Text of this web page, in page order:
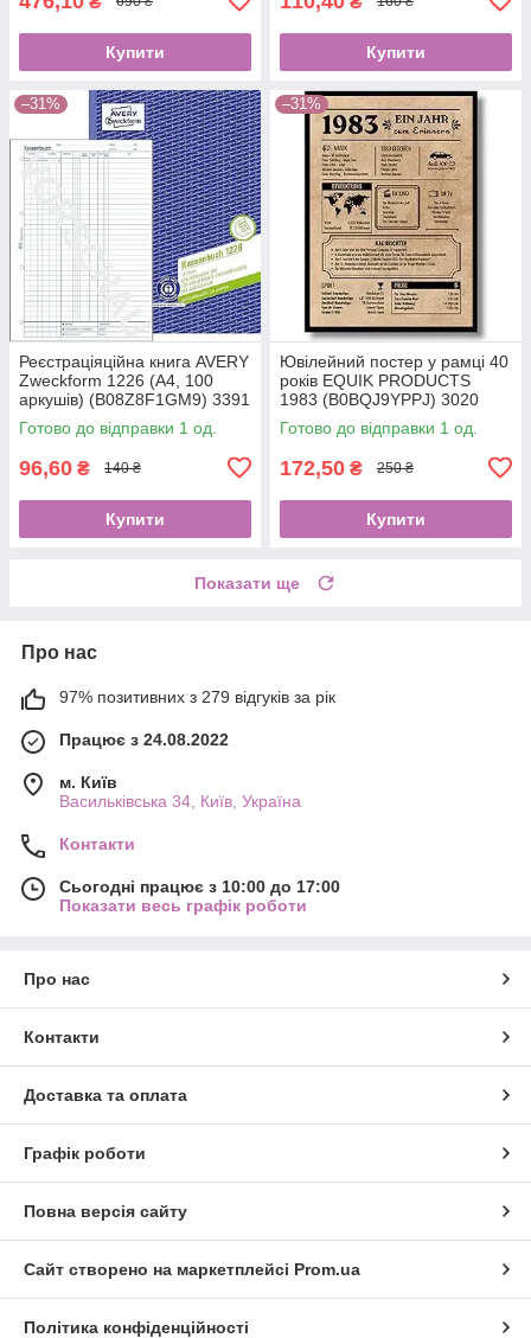
Купити Купити
–31%
Реєстраціяційна книга AVERY
Zweckform 1226 (A4, 100
аркушів) (B08Z8F1GM9) 3391
Готово до відправки 1 од.
96,60 ₴ 140 ₴
Купити
–31%
Ювілейний постер у рамці 40
років EQUIK PRODUCTS
1983 (B0BQJ9YPPJ) 3020
Готово до відправки 1 од.
172,50 ₴ 250 ₴
Купити
Показати ще
Про нас
97% позитивних з 279 відгуків за рік
Працює з 24.08.2022
м. Київ
Васильківська 34, Київ, Україна
Контакти
Сьогодні працює з 10:00 до 17:00
Показати весь графік роботи
Про нас
Контакти
Доставка та оплата
Графік роботи
Повна версія сайту
Сайт створено на маркетплейсі Prom.ua
Політика конфіденційності